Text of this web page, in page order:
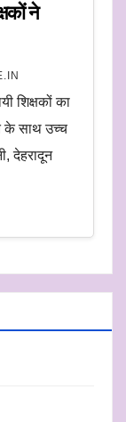
ने
शिक्षकों का
के साथ उच्च
देहरादून